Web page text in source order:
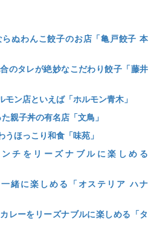
らぬわんこ餃子のお店「亀戸餃子 本
のタレが絶妙なこだわり餃子「藤井
モン店といえば「ホルモン青木」
親子丼の有名店「文鳥」
うほっこり和食「味苑」
チをリーズナブルに楽しめる
緒に楽しめる「オステリア ハナ
レーをリーズナブルに楽しめる「タ